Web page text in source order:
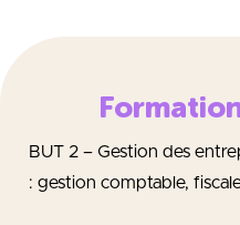
BUT 2 – Gestion des
: gestion comptable,